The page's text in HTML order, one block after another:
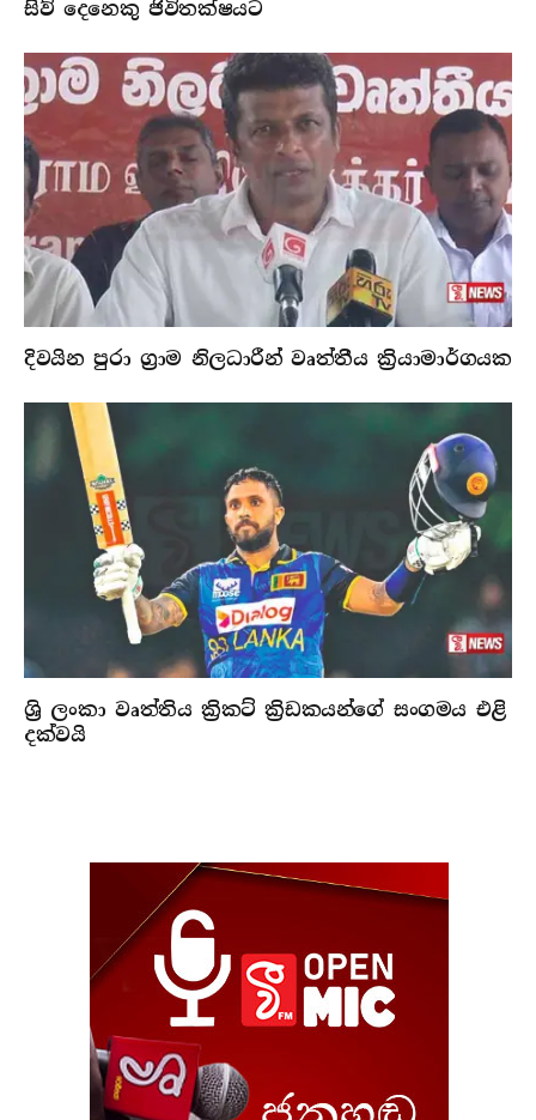
සිව් දෙනෙකු ජිවිතක්ෂයට
දිවයින පුරා ග්‍රාම නිලධාරීන් වෘත්තීය ක්‍රියාමාර්ගයක
ශ්‍රි ලංකා වෘත්තිය ක්‍රිකට් ක්‍රිඩකයන්ගේ සංගමය එළි
දක්වයි